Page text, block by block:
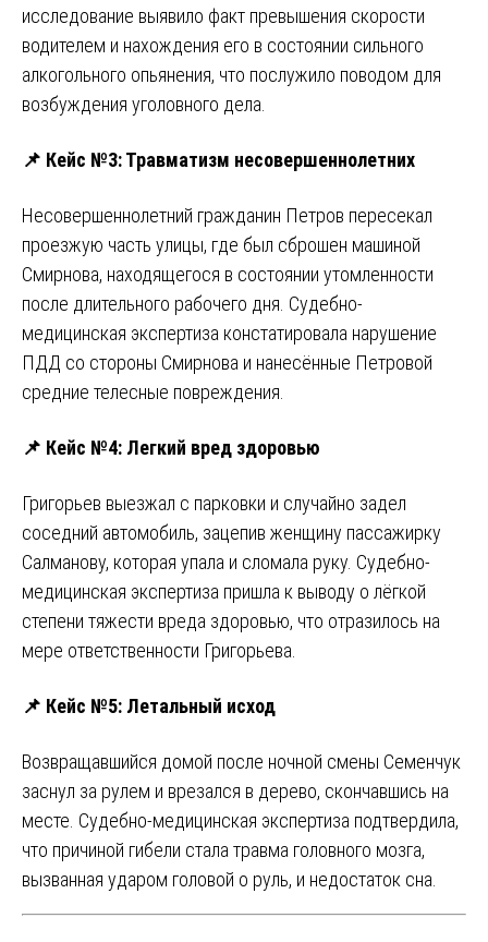
исследование выявило факт превышения скорости
водителем и нахождения его в состоянии сильного
алкогольного опьянения, что послужило поводом для
возбуждения уголовного дела.
📌 Кейс №3: Травматизм несовершеннолетних
Несовершеннолетний гражданин Петров пересекал
проезжую часть улицы, где был сброшен машиной
Смирнова, находящегося в состоянии утомленности
после длительного рабочего дня. Судебно-
медицинская экспертиза констатировала нарушение
ПДД со стороны Смирнова и нанесённые Петровой
средние телесные повреждения.
📌 Кейс №4: Легкий вред здоровью
Григорьев выезжал с парковки и случайно задел
соседний автомобиль, зацепив женщину пассажирку
Салманову, которая упала и сломала руку. Судебно-
медицинская экспертиза пришла к выводу о лёгкой
степени тяжести вреда здоровью, что отразилось на
мере ответственности Григорьева.
📌 Кейс №5: Летальный исход
Возвращавшийся домой после ночной смены Семенчук
заснул за рулем и врезался в дерево, скончавшись на
месте. Судебно-медицинская экспертиза подтвердила,
что причиной гибели стала травма головного мозга,
вызванная ударом головой о руль, и недостаток сна.